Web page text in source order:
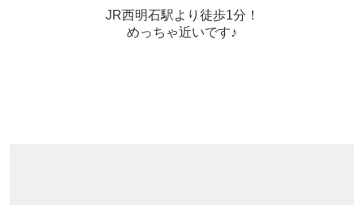
JR西明石駅より徒歩1分！
めっちゃ近いです♪